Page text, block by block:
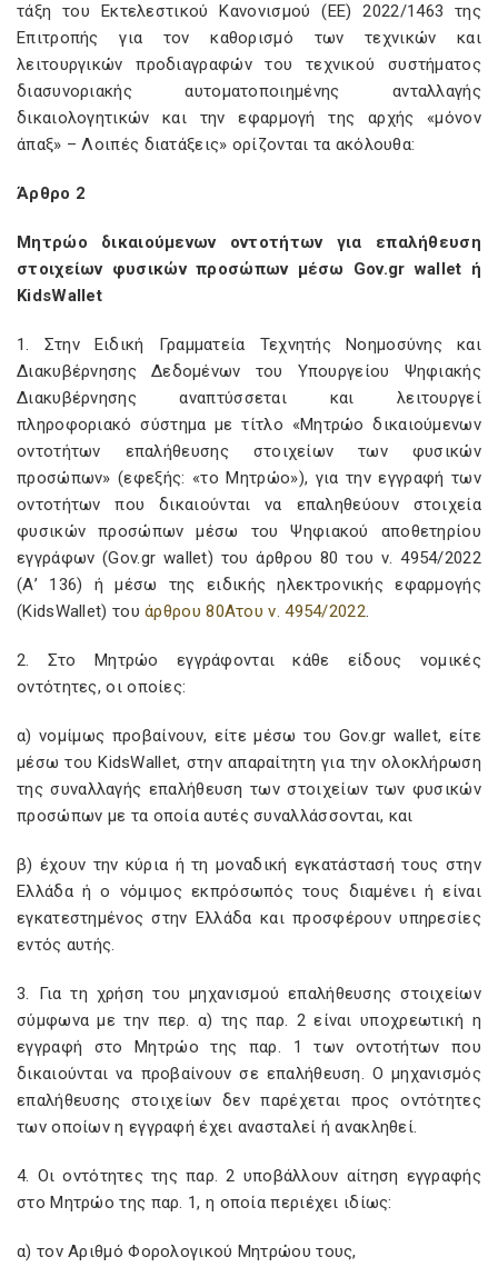
τάξη του Εκτελεστικού Κανονισμού (ΕΕ) 2022/1463 της
Επιτροπής για τον καθορισμό των τεχνικών και
λειτουργικών προδιαγραφών του τεχνικού συστήματος
διασυνοριακής αυτοματοποιημένης ανταλλαγής
δικαιολογητικών και την εφαρμογή της αρχής «μόνον
άπαξ» – Λοιπές διατάξεις» ορίζονται τα ακόλουθα:
Άρθρο 2
Μητρώο δικαιούμενων οντοτήτων για επαλήθευση
στοιχείων φυσικών προσώπων μέσω Gov.gr wallet ή
KidsWallet
1. Στην Ειδική Γραμματεία Τεχνητής Νοημοσύνης και
Διακυβέρνησης Δεδομένων του Υπουργείου Ψηφιακής
Διακυβέρνησης αναπτύσσεται και λειτουργεί
πληροφοριακό σύστημα με τίτλο «Μητρώο δικαιούμενων
οντοτήτων επαλήθευσης στοιχείων των φυσικών
προσώπων» (εφεξής: «το Μητρώο»), για την εγγραφή των
οντοτήτων που δικαιούνται να επαληθεύουν στοιχεία
φυσικών προσώπων μέσω του Ψηφιακού αποθετηρίου
εγγράφων (Gov.gr wallet) του άρθρου 80 του ν. 4954/2022
(Α’ 136) ή μέσω της ειδικής ηλεκτρονικής εφαρμογής
(KidsWallet) τουάρθρου 80Ατου ν. 4954/2022.
2. Στο Μητρώο εγγράφονται κάθε είδους νομικές
οντότητες, οι οποίες:
α) νομίμως προβαίνουν, είτε μέσω του Gov.gr wallet, είτε
μέσω του KidsWallet, στην απαραίτητη για την ολοκλήρωση
της συναλλαγής επαλήθευση των στοιχείων των φυσικών
προσώπων με τα οποία αυτές συναλλάσσονται, και
β) έχουν την κύρια ή τη μοναδική εγκατάστασή τους στην
Ελλάδα ή ο νόμιμος εκπρόσωπός τους διαμένει ή είναι
εγκατεστημένος στην Ελλάδα και προσφέρουν υπηρεσίες
εντός αυτής.
3. Για τη χρήση του μηχανισμού επαλήθευσης στοιχείων
σύμφωνα με την περ. α) της παρ. 2 είναι υποχρεωτική η
εγγραφή στο Μητρώο της παρ. 1 των οντοτήτων που
δικαιούνται να προβαίνουν σε επαλήθευση. Ο μηχανισμός
επαλήθευσης στοιχείων δεν παρέχεται προς οντότητες
των οποίων η εγγραφή έχει ανασταλεί ή ανακληθεί.
4. Οι οντότητες της παρ. 2 υποβάλλουν αίτηση εγγραφής
στο Μητρώο της παρ. 1, η οποία περιέχει ιδίως:
α) τον Αριθμό Φορολογικού Μητρώου τους,